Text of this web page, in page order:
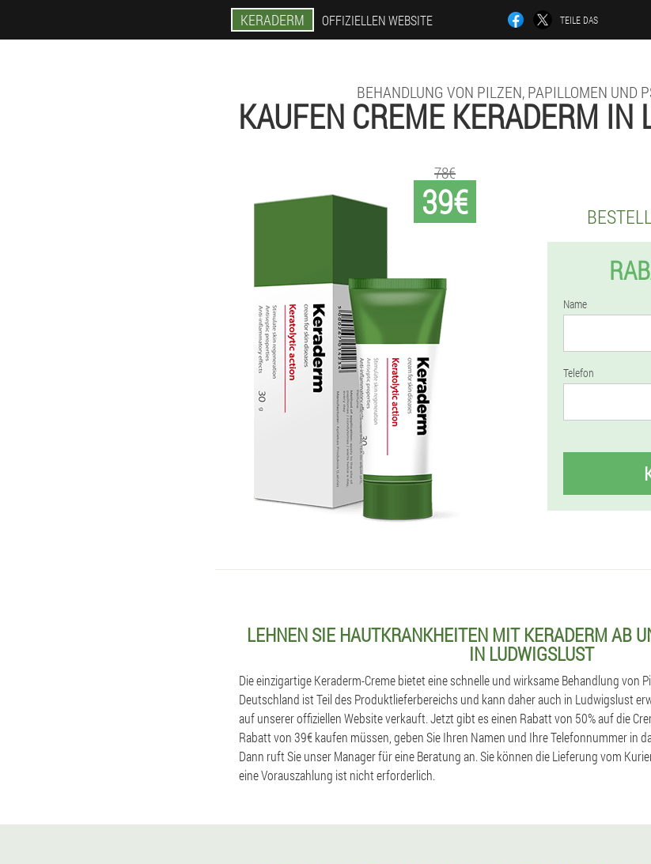
KERADERM OFFIZIELLEN WEBSITE TEILE DAS
BEHANDLUNG VON PILZEN, PAPILLOMEN UND
KAUFEN CREME KERADERM IN
39€
78€
Name
Telefon
LEHNEN SIE HAUTKRANKHEITEN MIT KERADERM AB
IN LUDWIGSLUST
Die einzigartige Keraderm-Creme bietet eine schnelle und wirksame Behandlung von
Deutschland ist Teil des Produktlieferbereichs und kann daher auch in Ludwigslust
auf unserer offiziellen Website verkauft. Jetzt gibt es einen Rabatt von 50% auf die
Rabatt von 39€ kaufen müssen, geben Sie Ihren Namen und Ihre Telefonnummer in
Dann ruft Sie unser Manager für eine Beratung an. Sie können die Lieferung vom
eine Vorauszahlung ist nicht erforderlich.